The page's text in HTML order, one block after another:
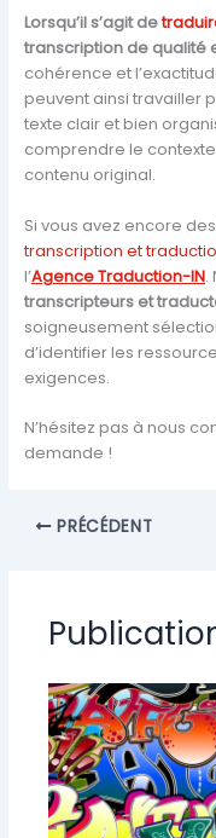
Lorsqu’il s’agit de
transcription de qualité
cohérence et
peuvent ainsi travailler
texte clair et bien
comprendre le
contenu original.
Si vous avez encore
transcription et
l’Agence Traduction-IN.
transcripteurs et
soigneusement
d’identifier les
exigences.
N’hésitez pas à nous
demande !
PRÉCÉDENT